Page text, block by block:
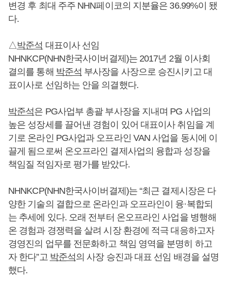
변경 후 최대 주주 NHN페이코의 지분율은 36.99%이 됐
다.
△박준석 대표이사 선임
NHNKCP(NHN한국사이버결제)는 2017년 2월 이사회
결의를 통해 박준석 부사장을 사장으로 승진시키고 대
표이사로 선임하는 안을 의결했다.
박준석은 PG사업부 총괄 부사장을 지내며 PG 사업의
높은 성장세를 끌어낸 경험이 있어 대표이사 취임을 계
기로 온라인 PG사업과 오프라인 VAN 사업을 동시에 이
끌게 됨으로써 온오프라인 결제사업의 융합과 성장을
책임질 적임자로 평가를 받았다.
NHNKCP(NHN한국사이버결제)는 “최근 결제시장은 다
양한 기술의 결합으로 온라인과 오프라인이 융·복합되
는 추세에 있다. 오래 전부터 온오프라인 사업을 병행해
온 경험과 경쟁력을 살려 시장 환경에 적극 대응하고자
경영진의 업무를 전문화하고 책임 영역을 분명히 하고
자 한다”고 박준석의 사장 승진과 대표 선임 배경을 설명
했다.